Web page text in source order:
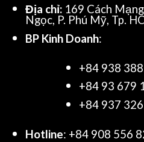
Địa chỉ: 169 Cách
Ngọc, P. Phú Mỹ, Tp.
BP Kinh Doanh:
+84 938
+84 93 679
+84 937
Hotline: +84 908 556